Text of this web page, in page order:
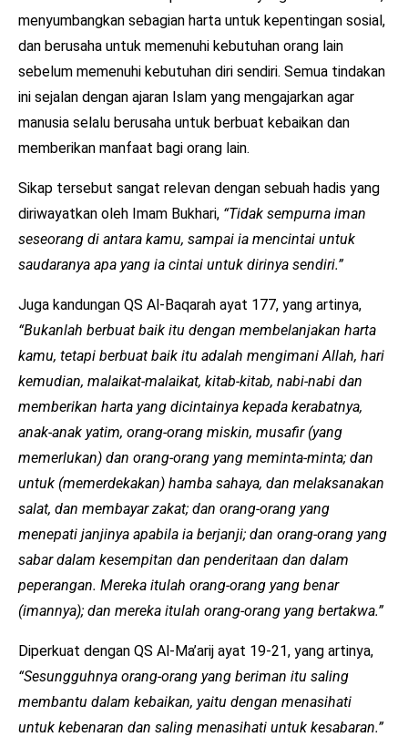
menyumbangkan sebagian harta untuk kepentingan sosial,
dan berusaha untuk memenuhi kebutuhan orang lain
sebelum memenuhi kebutuhan diri sendiri. Semua tindakan
ini sejalan dengan ajaran Islam yang mengajarkan agar
manusia selalu berusaha untuk berbuat kebaikan dan
memberikan manfaat bagi orang lain.
Sikap tersebut sangat relevan dengan sebuah hadis yang
diriwayatkan oleh Imam Bukhari, “Tidak sempurna iman
seseorang di antara kamu, sampai ia mencintai untuk
saudaranya apa yang ia cintai untuk dirinya sendiri.”
Juga kandungan QS Al-Baqarah ayat 177, yang artinya,
“Bukanlah berbuat baik itu dengan membelanjakan harta
kamu, tetapi berbuat baik itu adalah mengimani Allah, hari
kemudian, malaikat-malaikat, kitab-kitab, nabi-nabi dan
memberikan harta yang dicintainya kepada kerabatnya,
anak-anak yatim, orang-orang miskin, musafir (yang
memerlukan) dan orang-orang yang meminta-minta; dan
untuk (memerdekakan) hamba sahaya, dan melaksanakan
salat, dan membayar zakat; dan orang-orang yang
menepati janjinya apabila ia berjanji; dan orang-orang yang
sabar dalam kesempitan dan penderitaan dan dalam
peperangan. Mereka itulah orang-orang yang benar
(imannya); dan mereka itulah orang-orang yang bertakwa.”
Diperkuat dengan QS Al-Ma’arij ayat 19-21, yang artinya,
“Sesungguhnya orang-orang yang beriman itu saling
membantu dalam kebaikan, yaitu dengan menasihati
untuk kebenaran dan saling menasihati untuk kesabaran.”